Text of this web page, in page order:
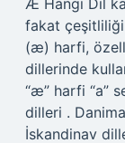
Æ Hangi Dil
fakat
(æ) harfi,
dillerinde
“æ” harfi “a”
dilleri .
İskandinav